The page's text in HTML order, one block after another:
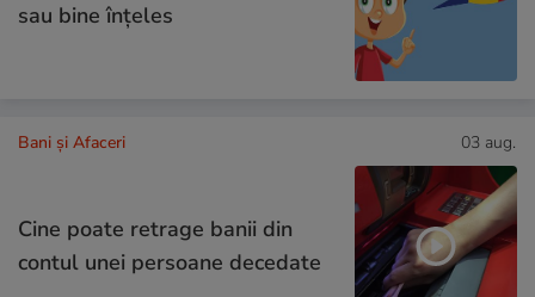
sau bine înțeles
Bani și Afaceri 03 aug.
Cine poate retrage banii din
contul unei persoane decedate